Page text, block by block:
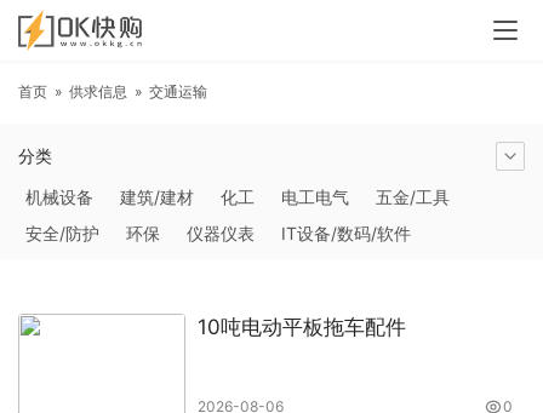
首页 » 供求信息 » 交通运输
分类
机械设备
建筑/建材 化工 电工电气
五金/工具
安全/防护
环保 仪器仪表
IT设备/数码/软件
汽摩及配件
能源 加工 照明
10吨电动平板拖车配件
2026-08-06 0